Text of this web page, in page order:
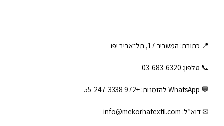
📍 כתובת: המשביר 17, תל־אביב יפו
📞 טלפון: ‎03-683-6320
💬 WhatsApp להזמנות: +972 55-247-3338
✉ דוא״ל: info@mekorhatextil.com